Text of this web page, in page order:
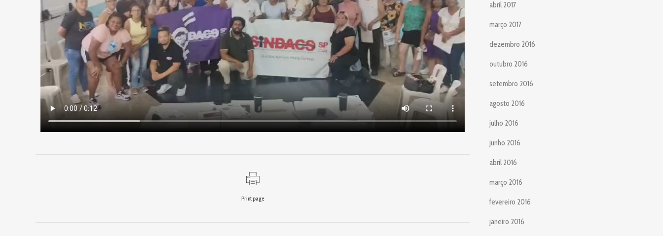
Print page
abril 2017
março 2017
dezembro 2016
outubro 2016
setembro 2016
agosto 2016
julho 2016
junho 2016
abril 2016
março 2016
fevereiro 2016
janeiro 2016